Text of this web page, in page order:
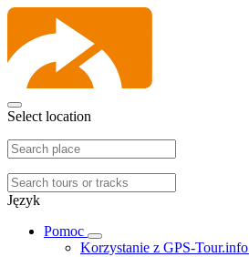
Select location
Język
Pomoc
Korzystanie z GPS-Tour.info